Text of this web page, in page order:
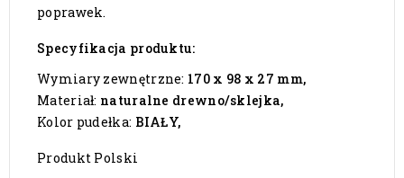
poprawek.
Specyfikacja produktu:
Wymiary zewnętrzne: 170 x 98 x 27 mm,
Materiał: naturalne drewno/sklejka,
Kolor pudełka: BIAŁY,
Produkt Polski